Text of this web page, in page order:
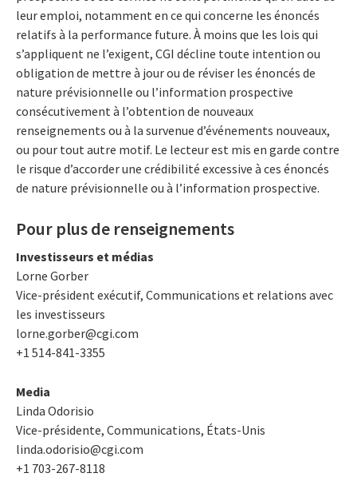
leur emploi, notamment en ce qui concerne les énoncés
relatifs à la performance future. À moins que les lois qui
s’appliquent ne l’exigent, CGI décline toute intention ou
obligation de mettre à jour ou de réviser les énoncés de
nature prévisionnelle ou l’information prospective
consécutivement à l’obtention de nouveaux
renseignements ou à la survenue d’événements nouveaux,
ou pour tout autre motif. Le lecteur est mis en garde contre
le risque d’accorder une crédibilité excessive à ces énoncés
de nature prévisionnelle ou à l’information prospective.
Pour plus de renseignements
Investisseurs et médias
Lorne Gorber
Vice-président exécutif, Communications et relations avec
les investisseurs
lorne.gorber@cgi.com
+1 514-841-3355
Media
Linda Odorisio
Vice-présidente, Communications, États-Unis
linda.odorisio@cgi.com
+1 703-267-8118